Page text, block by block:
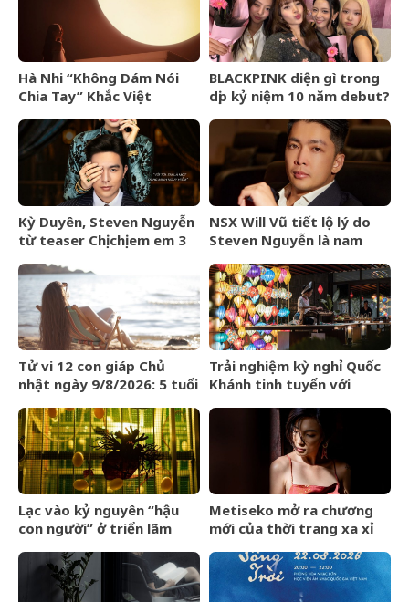
Hà Nhi “Không Dám Nói
Chia Tay” Khắc Việt
BLACKPINK diện gì trong
dịp kỷ niệm 10 năm debut?
Kỳ Duyên, Steven Nguyễn
từ teaser Chị chị em em 3
NSX Will Vũ tiết lộ lý do
Steven Nguyễn là nam
trụ “Chị chị em em”
Tử vi 12 con giáp Chủ
nhật ngày 9/8/2026: 5 tuổi
Trải nghiệm kỳ nghỉ Quốc
Khánh tinh tuyển với
Lạc vào kỷ nguyên “hậu
con người” ở triển lãm
Chit Chítt
Metiseko mở ra chương
mới của thời trang xa xỉ